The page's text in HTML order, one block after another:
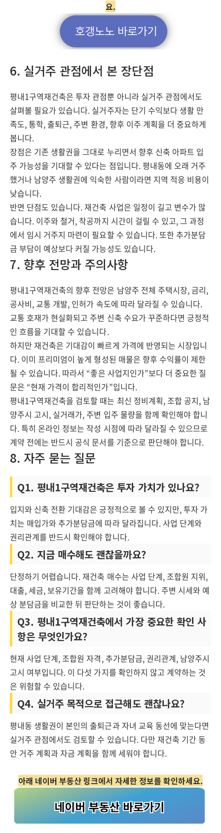
요.
6. 실거주 관점에서 본 장단점
평내1구역재건축은 투자 관점뿐 아니라 실거주 관점에서도
살펴볼 필요가 있습니다. 실거주자는 단기 수익보다 생활 만
족도, 통학, 출퇴근, 주변 환경, 향후 이주 계획을 더 중요하게
봅니다.
장점은 기존 생활권을 그대로 누리면서 향후 신축 아파트 입
주 가능성을 기대할 수 있다는 점입니다. 평내동에 오래 거주
했거나 남양주 생활권에 익숙한 사람이라면 지역 적응 비용이
낮습니다.
반면 단점도 있습니다. 재건축 사업은 일정이 길고 변수가 많
습니다. 이주와 철거, 착공까지 시간이 걸릴 수 있고, 그 과정
에서 임시 거주지 마련이 필요할 수 있습니다. 또한 추가분담
금 부담이 예상보다 커질 가능성도 있습니다.
7. 향후 전망과 주의사항
평내1구역재건축의 향후 전망은 남양주 전체 주택시장, 금리,
공사비, 교통 개발, 인허가 속도에 따라 달라질 수 있습니다.
교통 호재가 현실화되고 주변 신축 수요가 꾸준하다면 긍정적
인 흐름을 기대할 수 있습니다.
하지만 재건축은 기대감이 빠르게 가격에 반영되는 시장입니
다. 이미 프리미엄이 높게 형성된 매물은 향후 수익률이 제한
될 수 있습니다. 따라서 “좋은 사업지인가”보다 더 중요한 질
문은 “현재 가격이 합리적인가”입니다.
평내1구역재건축을 검토할 때는 최신 정비계획, 조합 공지, 남
양주시 고시, 실거래가, 주변 입주 물량을 함께 확인해야 합니
다. 특히 온라인 정보는 작성 시점에 따라 달라질 수 있으므로
계약 전에는 반드시 공식 문서를 기준으로 판단해야 합니다.
8. 자주 묻는 질문
Q1. 평내1구역재건축은 투자 가치가 있나요?
입지와 신축 전환 기대감은 긍정적으로 볼 수 있지만, 투자 가
치는 매입가와 추가분담금에 따라 달라집니다. 사업 단계와
권리관계를 반드시 확인해야 합니다.
Q2. 지금 매수해도 괜찮을까요?
단정하기 어렵습니다. 재건축 매수는 사업 단계, 조합원 지위,
대출, 세금, 보유기간을 함께 고려해야 합니다. 주변 시세와 예
상 분담금을 비교한 뒤 판단하는 것이 좋습니다.
Q3. 평내1구역재건축에서 가장 중요한 확인 사
항은 무엇인가요?
현재 사업 단계, 조합원 자격, 추가분담금, 권리관계, 남양주시
고시 여부입니다. 이 다섯 가지를 확인하지 않고 계약하는 것
은 위험할 수 있습니다.
Q4. 실거주 목적으로 접근해도 괜찮나요?
평내동 생활권이 본인의 출퇴근과 자녀 교육 동선에 맞는다면
실거주 관점에서도 검토할 수 있습니다. 다만 재건축 기간 동
안 거주 계획과 자금 계획을 함께 세워야 합니다.
아래 네이버 부동산 링크에서 자세한 정보를 확인하세요.